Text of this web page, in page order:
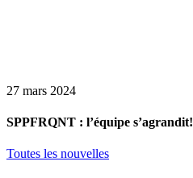
27 mars 2024
SPPFRQNT : l’équipe s’agrandit!
Toutes les nouvelles